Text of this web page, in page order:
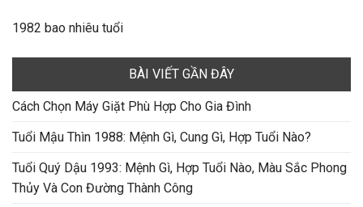
1982 bao nhiêu tuổi
BÀI VIẾT GẦN ĐÂY
Cách Chọn Máy Giặt Phù Hợp Cho Gia Đình
Tuổi Mậu Thìn 1988: Mệnh Gì, Cung Gì, Hợp Tuổi Nào?
Tuổi Quý Dậu 1993: Mệnh Gì, Hợp Tuổi Nào, Màu Sắc Phong
Thủy Và Con Đường Thành Công